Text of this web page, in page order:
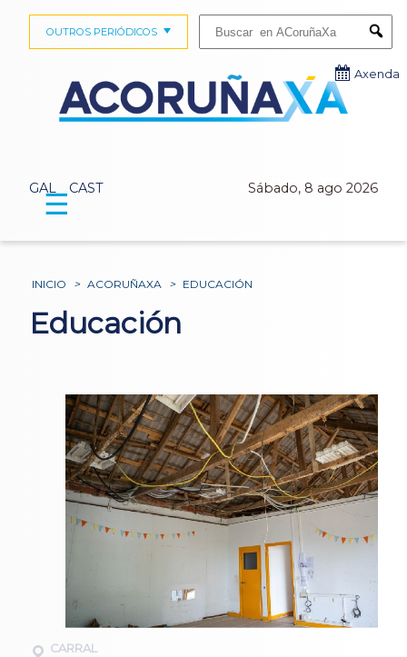
GAL CAST Sábado, 8 ago 2026
OUTROS PERIÓDICOS
Axenda
☰
INICIO > ACORUÑAXA > EDUCACIÓN
Educación
CARRAL